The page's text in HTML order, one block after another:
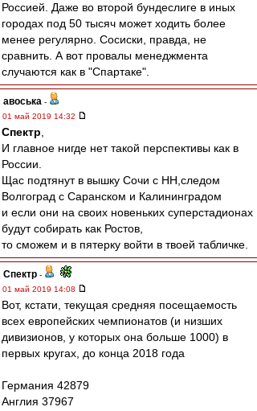
Россией. Даже во второй бундеслиге в иных
городах под 50 тысяч может ходить более
менее регулярно. Сосиски, правда, не
сравнить. А вот провалы менеджмента
случаются как в "Спартаке".
авоська -
01 май 2019 14:32
Спектр
И главное нигде нет такой перспективы как в
России.
Щас подтянут в вышку Сочи с НН,следом
Волгоград с Саранском и Калининградом
и если они на своих новеньких суперстадионах
будут собирать как Ростов,
то сможем и в пятерку войти в твоей табличке.
Спектр -
01 май 2019 14:08
Вот, кстати, текущая средняя посещаемость
всех европейских чемпионатов (и низших
дивизионов, у которых она больше 1000) в
первых кругах, до конца 2018 года
Германия 42879
Англия 37967